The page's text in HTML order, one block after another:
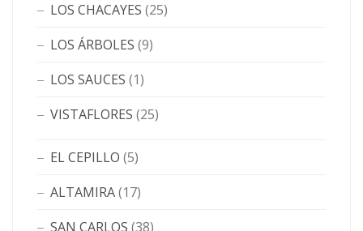
LOS CHACAYES (25)
LOS ÁRBOLES (9)
LOS SAUCES (1)
VISTAFLORES (25)
EL CEPILLO (5)
ALTAMIRA(17)
SAN CARLOS (38)